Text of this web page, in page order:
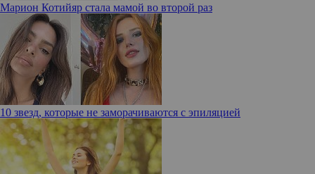
Марион Котийяр стала мамой во второй раз
10 звезд, которые не заморачиваются с эпиляцией